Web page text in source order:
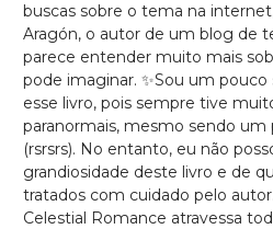
buscas sobre o tema na
Aragón, o autor de um blog de
parece entender muito mais
pode imaginar. ✨Sou um pouco
esse livro, pois sempre tive
paranormais, mesmo sendo um
(rsrsrs). No entanto, eu não
grandiosidade deste livro e de
tratados com cuidado pelo
Celestial Romance atravessa